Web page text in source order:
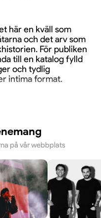
här en kväll som
och det arv som
För publiken
till en katalog fylld
och tydlig
intima format.
där låtarna
av ett klassiskt
kan ge
lär detta
kväll mitt i vintern.
på vår webbplats